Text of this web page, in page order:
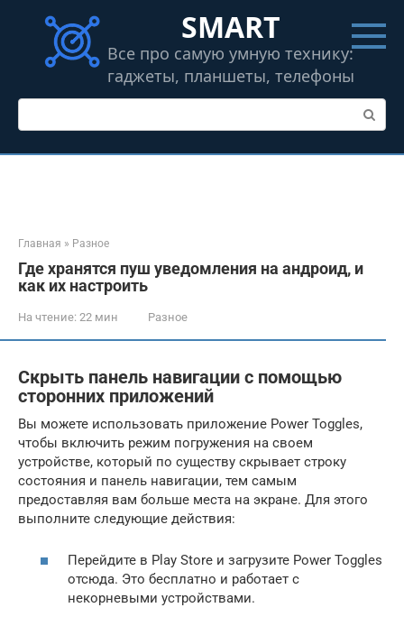
контенту
SMART
Все про самую умную технику:
гаджеты, планшеты, телефоны
Поиск:
Главная » Разное
Где хранятся пуш уведомления на андроид, и
как их настроить
На чтение: 22 мин Разное
Скрыть панель навигации с помощью
сторонних приложений
Вы можете использовать приложение Power Toggles,
чтобы включить режим погружения на своем
устройстве, который по существу скрывает строку
состояния и панель навигации, тем самым
предоставляя вам больше места на экране. Для этого
выполните следующие действия:
Перейдите в Play Store и загрузите Power Toggles
отсюда. Это бесплатно и работает с
некорневыми устройствами.